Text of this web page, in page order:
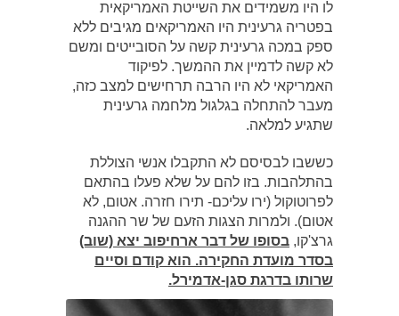
לו היו משמידים את השייטת האמריקאית
בפטריה גרעינית היו האמריקאים מגיבים ללא
ספק במכה גרעינית קשה על הסובייטים ומשם
לא קשה לדמיין את ההמשך. לפיקוד
האמריקאי לא היו הרבה תרחישים למצב כזה,
מעבר להתחלה בגלגול מלחמה גרעינית
שתגיע למלאה.
כששבו לבסיסם לא התקבלו אנשי הצוללת
בהתלהבות. בזו להם על שלא פעלו בהתאם
לפרוטוקול (ירו עליכם- תירו חזרה. אטום, לא
אטום). ולמרות הצגות הזעם של שר ההגנה
גרצ'קו, בסופו של דבר ארחיפוב יצא (שוב)
בסדר מועדת החקירה. הוא קודם וסיים
שרותו בדרגת סגן-אדמירל.